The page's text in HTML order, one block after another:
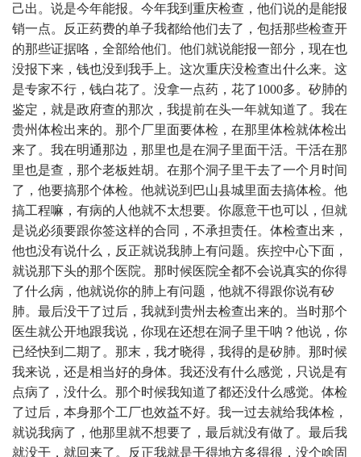
己出。说是今年能报。今年我到重庆检查，他们说的是能报
销一点。反正药费的单子我都给他们去了，包括那些检查开
的那些证据咯，全部给他们。他们就说能报一部分，现在也
没报下来，钱也没到我手上。这次重庆没检查出什么来。这
是专家不行，钱白花了。没拿一点药，花了1000多。矽肺的
鉴定，就是政府查的那次，我提前在头一年就知道了。我在
贵州体检出来的。那个厂里面要体检，在那里体检就体检出
来了。我在明通那边，那里也是在洞子里面干活。干活在那
里也是查，那个老板姓胡。在那个洞子里干去了一个月时间
了，他要搞那个体检。他就说到巴山县城里面去搞体检。他
搞工程嘛，有病的人他就不太想要。你愿意干也可以，但就
是说必须要跟你签这样的合同，不承担责任。体检查出来，
他也没有说什么，反正就说我肺上有问题。疾控中心下面，
就说那下头的那个医院。那时候医院全都不会说真实的你得
了什么病，他就说你的肺上有问题，他就不得跟你说有矽
肺。最后没干了过后，我就到贵州去检查出来的。当时那个
医生就公开地跟我说，你现在还想在洞子里干呐？他说，你
已经快到二期了。那末，我才晓得，我得的是矽肺。那时候
我来说，还是相当好的身体。我还没有什么感觉，只说是有
点病了，没什么。那个时候我知道了都还没什么感觉。体检
了过后，本身那个工厂也效益不好。我一过去就给我体检，
就说我病了，他那里就不想要了，最后就没有做了。最后我
就没干，就回来了。反正我就是干得地方多得很，没个啥固